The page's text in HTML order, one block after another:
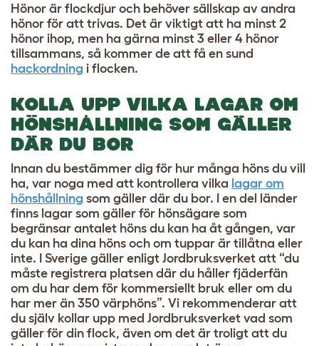
Hönor är flockdjur och behöver sällskap av andra
hönor för att trivas. Det är viktigt att ha minst 2
hönor ihop, men ha gärna minst 3 eller 4 hönor
tillsammans, så kommer de att få en sund
hackordning i flocken.
KOLLA UPP VILKA LAGAR OM
HÖNSHÅLLNING SOM GÄLLER
DÄR DU BOR
Innan du bestämmer dig för hur många höns du vill
ha, var noga med att kontrollera vilka lagar om
hönshållning som gäller där du bor. I en del länder
finns lagar som gäller för hönsägare som
begränsar antalet höns du kan ha åt gången, var
du kan ha dina höns och om tuppar är tillåtna eller
inte. I Sverige gäller enligt Jordbruksverket att “du
måste registrera platsen där du håller fjäderfän
om du har dem för kommersiellt bruk eller om du
har mer än 350 värphöns”. Vi rekommenderar att
du själv kollar upp med Jordbruksverket vad som
gäller för din flock, även om det är troligt att du